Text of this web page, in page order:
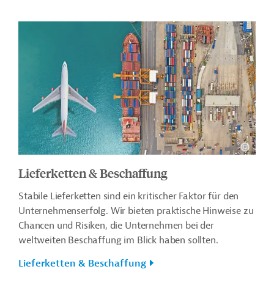
Lieferketten & Beschaffung
Stabile Lieferketten sind ein kritischer Faktor für den
Unternehmenserfolg. Wir bieten praktische Hinweise zu
Chancen und Risiken, die Unternehmen bei der
weltweiten Beschaffung im Blick haben sollten.
Lieferketten & Beschaffung